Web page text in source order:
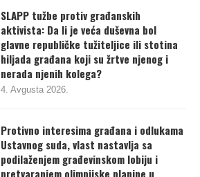
SLAPP tužbe protiv građanskih
aktivista: Da li je veća duševna bol
glavne republičke tužiteljice ili stotina
hiljada građana koji su žrtve njenog i
nerada njenih kolega?
4. Avgusta 2026.
Protivno interesima građana i odlukama
Ustavnog suda, vlast nastavlja sa
podilaženjem građevinskom lobiju i
pretvaranjem olimpijske planine u